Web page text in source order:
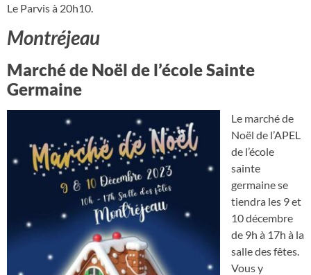
Le Parvis à 20h10.
Montréjeau
Marché de Noël de l’école Sainte
Germaine
Le marché de
Noël de l’APEL
de l’école
sainte
germaine se
tiendra les 9 et
10 décembre
de 9h à 17h à la
salle des fêtes.
Vous y